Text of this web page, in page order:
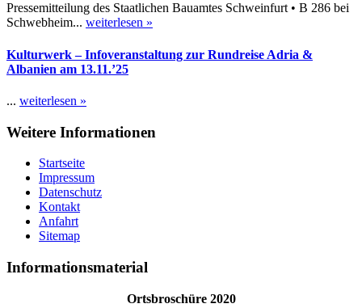
Pressemitteilung des Staatlichen Bauamtes Schweinfurt • B 286 bei
Schwebheim... weiterlesen »
Kulturwerk – Infoveranstaltung zur Rundreise Adria &
Albanien am 13.11.’25
... weiterlesen »
Weitere Informationen
Startseite
Impressum
Datenschutz
Kontakt
Anfahrt
Sitemap
Informationsmaterial
Ortsbroschüre 2020